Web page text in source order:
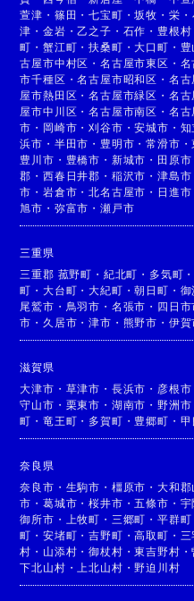
萱津 ・ 篠田 ・七宝町 ・坂牧 ・ 栄 ・
津 ・金岩 ・乙之子 ・ 石作 ・ 豊根村
町 ・蟹江町 ・扶桑町 ・大口町 ・
古屋市中村区 ・名古屋市東区 ・ 名
市千種区 ・名古屋市昭和区 ・ 名古
屋市熱田区 ・名古屋市緑区 ・ 名古
屋市中川区 ・名古屋市南区 ・ 名古
市 ・ 岡崎市 ・刈谷市 ・安城市 ・ 知
浜市 ・ 半田市 ・ 豊明市 ・常滑市 ・
豊川市 ・ 豊橋市 ・ 新城市 ・ 田原市
郡 ・西春日井郡 ・ 稲沢市 ・津島市
市 ・岩倉市 ・北名古屋市 ・ 日進市
旭市 ・ 弥富市 ・瀬戸市
三重県
三重郡 菰野町 ・ 紀北町 ・ 多気町 ・
町 ・大台町 ・大紀町 ・朝日町 ・ 御
尾鷲市 ・ 鳥羽市 ・ 名張市 ・ 四日市
市 ・ 久居市 ・津市 ・ 熊野市 ・ 伊賀
滋賀県
大津市 ・ 草津市 ・ 長浜市 ・ 彦根市
守山市 ・ 栗東市 ・ 湖南市 ・野洲市
町 ・竜王町 ・ 多賀町 ・ 豊郷町 ・ 甲
奈良県
奈良市 ・ 生駒市 ・ 橿原市 ・大和郡
市 ・葛城市 ・桜井市 ・五條市 ・ 宇
御所市 ・ 上牧町 ・ 三郷町 ・平群町
町 ・安堵町 ・吉野町 ・高取町 ・
村 ・ 山添村 ・御杖村 ・東吉野村 ・
下北山村 ・ 上北山村 ・野迫川村